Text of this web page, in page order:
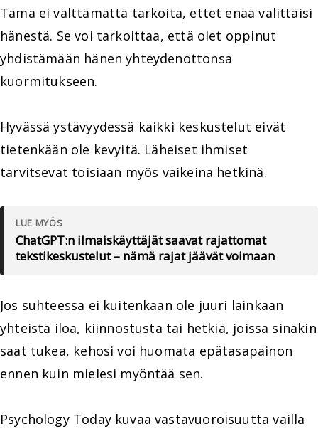
Tämä ei välttämättä tarkoita, ettet enää välittäisi
hänestä. Se voi tarkoittaa, että olet oppinut
yhdistämään hänen yhteydenottonsa
kuormitukseen.
Hyvässä ystävyydessä kaikki keskustelut eivät
tietenkään ole kevyitä. Läheiset ihmiset
tarvitsevat toisiaan myös vaikeina hetkinä.
LUE MYÖS
ChatGPT:n ilmaiskäyttäjät saavat rajattomat
tekstikeskustelut – nämä rajat jäävät voimaan
Jos suhteessa ei kuitenkaan ole juuri lainkaan
yhteistä iloa, kiinnostusta tai hetkiä, joissa sinäkin
saat tukea, kehosi voi huomata epätasapainon
ennen kuin mielesi myöntää sen.
Psychology Today kuvaa vastavuoroisuutta vailla